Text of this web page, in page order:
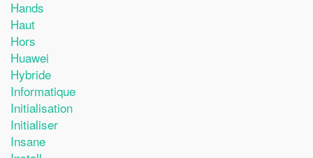
Hands
Haut
Hors
Huawei
Hybride
Informatique
Initialisation
Initialiser
Insane